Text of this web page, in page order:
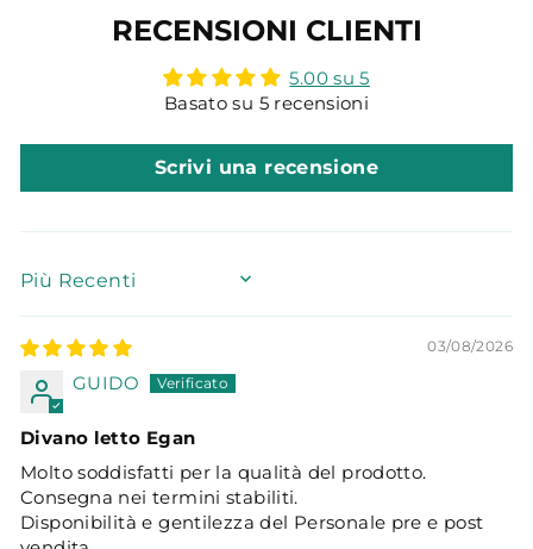
RECENSIONI CLIENTI
5.00 su 5
Basato su 5 recensioni
Scrivi una recensione
SORT BY
03/08/2026
GUIDO
Divano letto Egan
Molto soddisfatti per la qualità del prodotto.
Consegna nei termini stabiliti.
Disponibilità e gentilezza del Personale pre e post